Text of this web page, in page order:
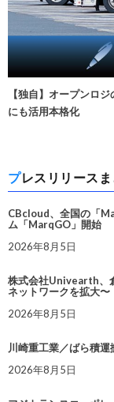
【独自】オープンロ
にも活用本格化
プレスリリース
CBcloud、全国の「
ム「MarqGO」開始
2026年8月5日
株式会社Univearth、
ネットワークを拡大〜
2026年8月5日
川崎重工業／ばら積
2026年8月5日